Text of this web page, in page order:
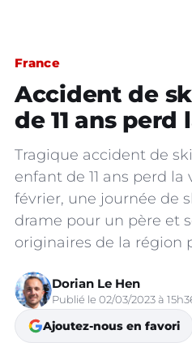
France
Accident de
de 11 ans perd
Tragique accident de
enfant de 11 ans perd la
février, une journée de
drame pour un père et
originaires de la région
Dorian Le Hen
Publié le 02/03/2023 à
Ajoutez-nous en favori